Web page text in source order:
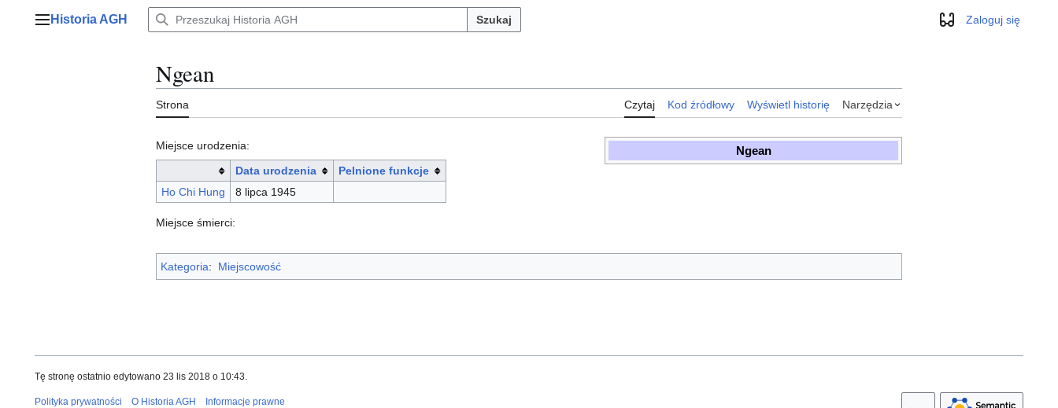
Menu główne
Historia AGH Szukaj WyglądZaloguj się
Ngean
Strona Czytaj Kod źródłowy Wyświetl historię Narzędzia
Ngean
Miejsce urodzenia:
Data urodzenia
Pelnione funkcje
Ho Chi Hung
8 lipca 1945
Miejsce śmierci:
Kategoria: Miejscowość
Tę stronę ostatnio edytowano 23 lis 2018 o 10:43.
Polityka prywatności O Historia AGH Informacje prawne